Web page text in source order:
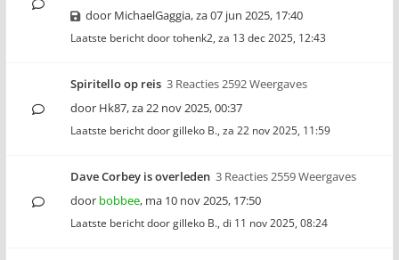
door MichaelGaggia,za 07 jun 2025, 17:40
Laatste bericht doortohenk2, za 13 dec 2025, 12:43
Spiritello op reis 3 Reacties 2592 Weergaves
door Hk87,za 22 nov 2025, 00:37
Laatste bericht doorgilleko B., za 22 nov 2025, 11:59
Dave Corbey is overleden 3 Reacties 2559 Weergaves
door bobbee, ma 10 nov 2025, 17:50
Laatste bericht doorgilleko B., di 11 nov 2025, 08:24